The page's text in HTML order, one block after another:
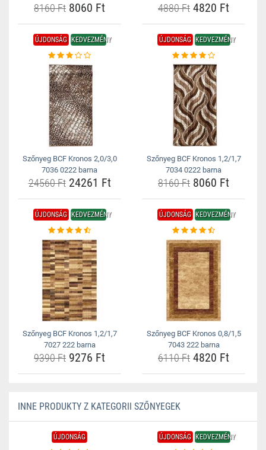
8160 Ft 8060 Ft 4880 Ft 4820 Ft
ÚJDONSÁG KEDVEZMÉNY
Szőnyeg BCF Kronos 2,0/3,0
7036 0222 barna
24560 Ft24261 Ft
ÚJDONSÁG KEDVEZMÉNY
Szőnyeg BCF Kronos 1,2/1,7
7034 0222 barna
8160 Ft 8060 Ft
ÚJDONSÁG KEDVEZMÉNY
Szőnyeg BCF Kronos 1,2/1,7
7027 222 barna
9390 Ft 9276 Ft
ÚJDONSÁG KEDVEZMÉNY
Szőnyeg BCF Kronos 0,8/1,5
7043 222 barna
6110 Ft 4820 Ft
INNE PRODUKTY Z KATEGORII SZŐNYEGEK
ÚJDONSÁG ÚJDONSÁG KEDVEZMÉNY